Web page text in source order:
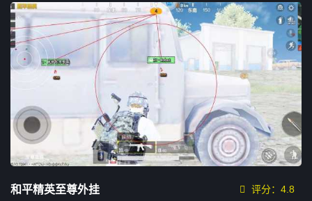
和平精英至尊外挂 评分：4.8